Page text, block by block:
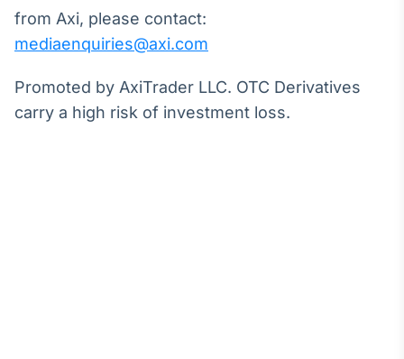
Soluções de
Tecnologia
Broadcast
from Axi, please contact:
mediaenquiries@axi.com
Promoted by AxiTrader LLC. OTC Derivatives
carry a high risk of investment loss.